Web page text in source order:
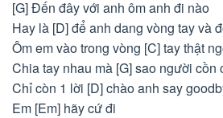
[G] Đến đây với anh ôm anh đi nào
Hay là [D] để anh dang vòng tay và
Ôm em vào trong vòng [C] tay thật
Chia tay nhau mà [G] sao người cồn
Chỉ còn 1 lời [D] chào anh say
Em [Em] hãy cứ đi